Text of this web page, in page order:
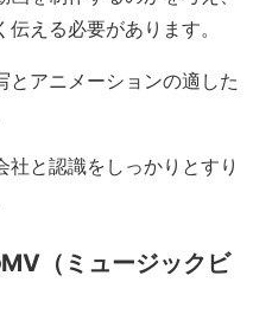
える必要があります。
とアニメーションの適した
と認識をしっかりとすり
（ミュージックビ